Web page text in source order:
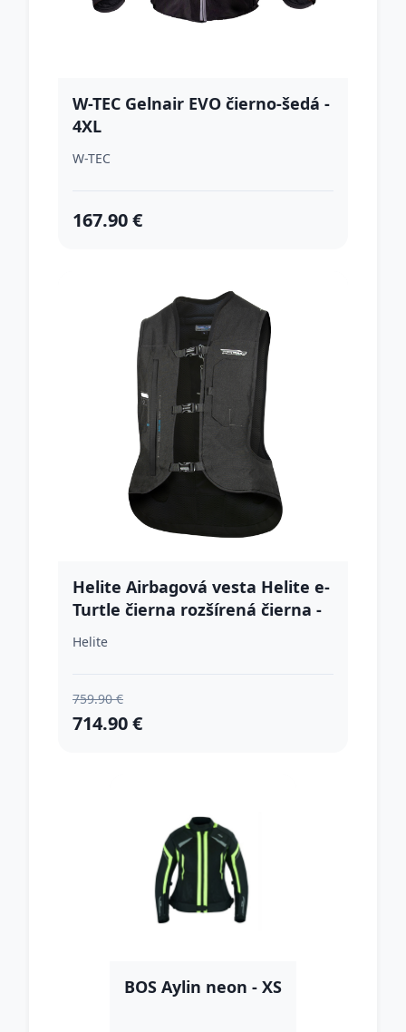
W-TEC Gelnair EVO čierno-šedá -
4XL
W-TEC
167.90 €
Helite Airbagová vesta Helite e-
Turtle čierna rozšírená čierna -
XL
Helite
759.90 €
714.90 €
BOS Aylin neon - XS